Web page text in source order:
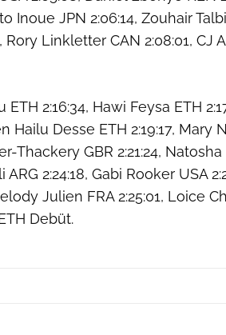
Inoue JPN 2:06:14, Zouhair
Rory Linkletter CAN 2:08:01, CJ
2:16:34, Hawi Feysa ETH
Hailu Desse ETH 2:19:17, Mary
Thackery GBR 2:21:24,
ARG 2:24:18, Gabi Rooker USA
Julien FRA 2:25:01, Loice
Debüt.